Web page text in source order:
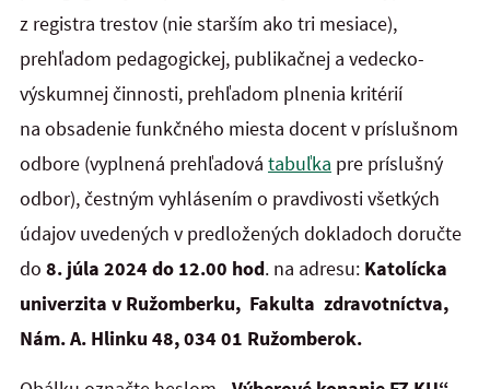
z registra trestov (nie starším ako tri mesiace),
prehľadom pedagogickej, publikačnej a vedecko-
výskumnej činnosti, prehľadom plnenia kritérií
na obsadenie funkčného miesta docent v príslušnom
odbore (vyplnená prehľadová tabuľka pre príslušný
odbor), čestným vyhlásením o pravdivosti všetkých
údajov uvedených v predložených dokladoch doručte
do 8. júla 2024 do 12.00 hod. na adresu: Katolícka
univerzita v Ružomberku, Fakulta zdravotníctva,
Nám. A. Hlinku 48, 034 01 Ružomberok.